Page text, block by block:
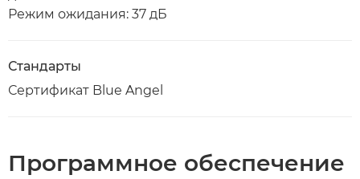
Режим ожидания: 37 дБ
Стандарты
Сертификат Blue Angel
Программное обеспечение